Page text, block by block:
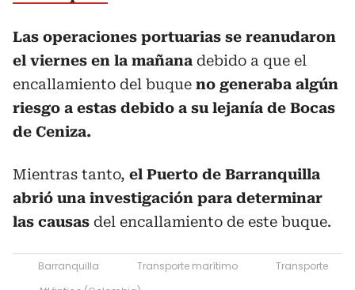
Las operaciones portuarias se reanudaron
el viernes en la mañana debido a que el
encallamiento del buque no generaba algún
riesgo a estas debido a su lejanía de Bocas
de Ceniza.
Mientras tanto, el Puerto de Barranquilla
abrió una investigación para determinar
las causas del encallamiento de este buque.
Barranquilla Transporte marítimo
Transporte